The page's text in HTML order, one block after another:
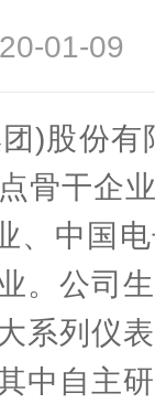
01-
股份有
骨干企
、中国
。公司
系列仪
中自主